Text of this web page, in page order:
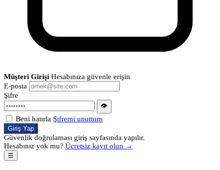
Müşteri Girişi Hesabınıza güvenle erişin
E-posta
Şifre
👁
Beni hatırla Şifremi unuttum
Giriş Yap
Güvenlik doğrulaması giriş sayfasında yapılır.
Hesabınız yok mu? Ücretsiz kayıt olun →
☰